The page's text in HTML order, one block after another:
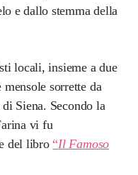
e dallo stemma della
locali, insieme a due
sorrette da
Siena. Secondo la
vi fu
del libro “Il Famoso